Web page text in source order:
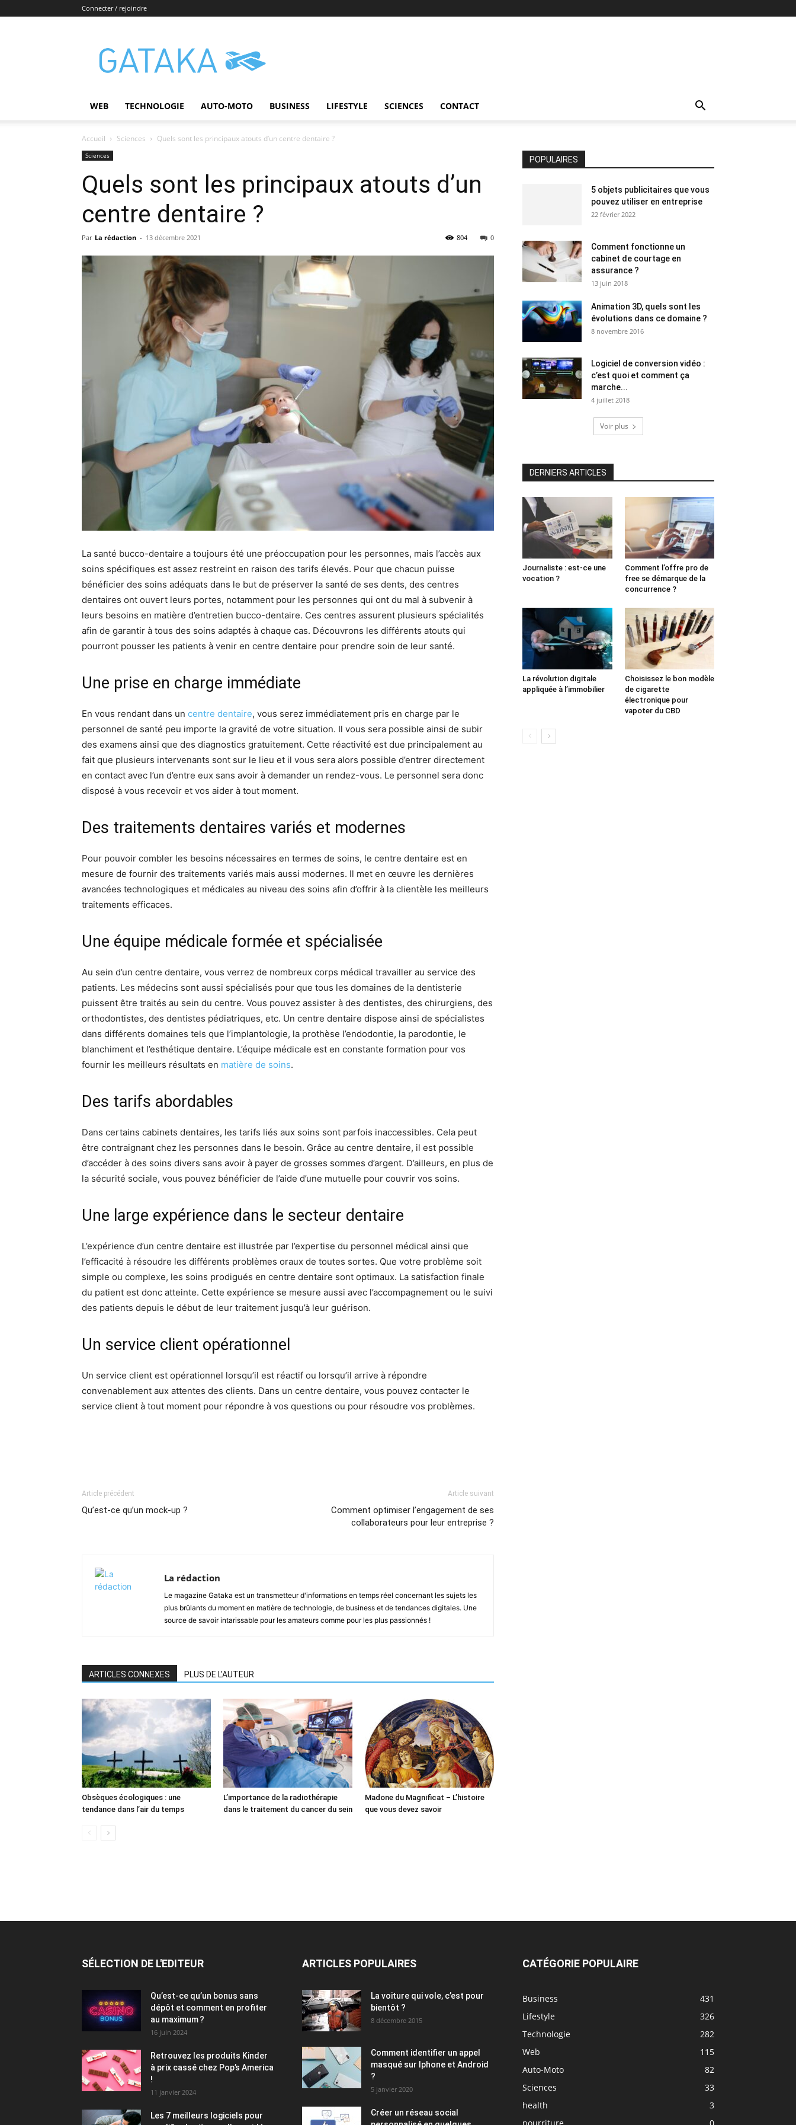
Connecter / rejoindre
WEB TECHNOLOGIE AUTO-MOTO BUSINESS LIFESTYLE SCIENCES CONTACT
Accueil Sciences Quels sont les principaux atouts d’un centre dentaire ?
Sciences
Quels sont les principaux atouts d’un
centre dentaire ?
Par La rédaction - 13 décembre 2021 0
804
La santé bucco-dentaire a toujours été une préoccupation pour les personnes, mais l’accès aux
soins spécifiques est assez restreint en raison des tarifs élevés. Pour que chacun puisse
bénéficier des soins adéquats dans le but de préserver la santé de ses dents, des centres
dentaires ont ouvert leurs portes, notamment pour les personnes qui ont du mal à subvenir à
leurs besoins en matière d’entretien bucco-dentaire. Ces centres assurent plusieurs spécialités
afin de garantir à tous des soins adaptés à chaque cas. Découvrons les différents atouts qui
pourront pousser les patients à venir en centre dentaire pour prendre soin de leur santé.
Une prise en charge immédiate
En vous rendant dans un centre dentaire, vous serez immédiatement pris en charge par le
personnel de santé peu importe la gravité de votre situation. Il vous sera possible ainsi de subir
des examens ainsi que des diagnostics gratuitement. Cette réactivité est due principalement au
fait que plusieurs intervenants sont sur le lieu et il vous sera alors possible d’entrer directement
en contact avec l’un d’entre eux sans avoir à demander un rendez-vous. Le personnel sera donc
disposé à vous recevoir et vos aider à tout moment.
Des traitements dentaires variés et modernes
Pour pouvoir combler les besoins nécessaires en termes de soins, le centre dentaire est en
mesure de fournir des traitements variés mais aussi modernes. Il met en œuvre les dernières
avancées technologiques et médicales au niveau des soins afin d’offrir à la clientèle les meilleurs
traitements efficaces.
Une équipe médicale formée et spécialisée
Au sein d’un centre dentaire, vous verrez de nombreux corps médical travailler au service des
patients. Les médecins sont aussi spécialisés pour que tous les domaines de la dentisterie
puissent être traités au sein du centre. Vous pouvez assister à des dentistes, des chirurgiens, des
orthodontistes, des dentistes pédiatriques, etc. Un centre dentaire dispose ainsi de spécialistes
dans différents domaines tels que l’implantologie, la prothèse l’endodontie, la parodontie, le
blanchiment et l’esthétique dentaire. L’équipe médicale est en constante formation pour vos
fournir les meilleurs résultats en matière de soins.
Des tarifs abordables
Dans certains cabinets dentaires, les tarifs liés aux soins sont parfois inaccessibles. Cela peut
être contraignant chez les personnes dans le besoin. Grâce au centre dentaire, il est possible
d’accéder à des soins divers sans avoir à payer de grosses sommes d’argent. D’ailleurs, en plus de
la sécurité sociale, vous pouvez bénéficier de l’aide d’une mutuelle pour couvrir vos soins.
Une large expérience dans le secteur dentaire
L’expérience d’un centre dentaire est illustrée par l’expertise du personnel médical ainsi que
l’efficacité à résoudre les différents problèmes oraux de toutes sortes. Que votre problème soit
simple ou complexe, les soins prodigués en centre dentaire sont optimaux. La satisfaction finale
du patient est donc atteinte. Cette expérience se mesure aussi avec l’accompagnement ou le suivi
des patients depuis le début de leur traitement jusqu’à leur guérison.
Un service client opérationnel
Un service client est opérationnel lorsqu’il est réactif ou lorsqu’il arrive à répondre
convenablement aux attentes des clients. Dans un centre dentaire, vous pouvez contacter le
service client à tout moment pour répondre à vos questions ou pour résoudre vos problèmes.
Article précédent
Qu’est-ce qu’un mock-up ?
Article suivant
Comment optimiser l’engagement de ses
collaborateurs pour leur entreprise ?
La rédaction
Le magazine Gataka est un transmetteur d'informations en temps réel concernant les sujets les
plus brûlants du moment en matière de technologie, de business et de tendances digitales. Une
source de savoir intarissable pour les amateurs comme pour les plus passionnés !
ARTICLES CONNEXES PLUS DE L'AUTEUR
Obsèques écologiques : une
tendance dans l’air du temps
L’importance de la radiothérapie
dans le traitement du cancer du sein
Madone du Magnificat – L’histoire
que vous devez savoir
POPULAIRES
5 objets publicitaires que vous
pouvez utiliser en entreprise
22 février 2022
Comment fonctionne un
cabinet de courtage en
assurance ?
13 juin 2018
Animation 3D, quels sont les
évolutions dans ce domaine ?
8 novembre 2016
Logiciel de conversion vidéo :
c’est quoi et comment ça
marche...
4 juillet 2018
Voir plus
DERNIERS ARTICLES
Journaliste : est-ce une
vocation ?
Comment l’offre pro de
free se démarque de la
concurrence ?
La révolution digitale
appliquée à l’immobilier
Choisissez le bon modèle
de cigarette
électronique pour
vapoter du CBD
SÉLECTION DE L'EDITEUR
Qu’est-ce qu’un bonus sans
dépôt et comment en profiter
au maximum ?
16 juin 2024
Retrouvez les produits Kinder
à prix cassé chez Pop’s America
!
11 janvier 2024
Les 7 meilleurs logiciels pour
ARTICLES POPULAIRES
La voiture qui vole, c’est pour
bientôt ?
8 décembre 2015
Comment identifier un appel
masqué sur Iphone et Android
?
5 janvier 2020
Créer un réseau social
CATÉGORIE POPULAIRE
Business
431
Lifestyle
326
Technologie
282
Web
115
Auto-Moto
82
Sciences
33
health
3